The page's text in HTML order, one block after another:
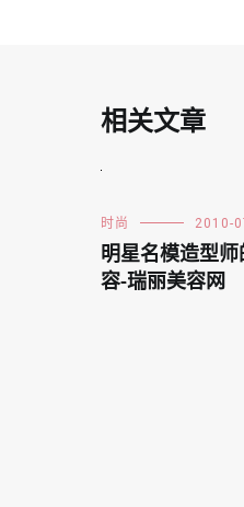
相关文章
时尚 2010-
明星名模造型
容-瑞丽美容网